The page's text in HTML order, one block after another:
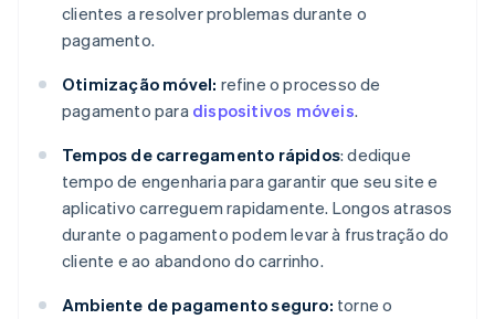
clientes a resolver problemas durante o
pagamento.
Otimização móvel: refine o processo de
pagamento para dispositivos móveis.
Tempos de carregamento rápidos: dedique
tempo de engenharia para garantir que seu site e
aplicativo carreguem rapidamente. Longos atrasos
durante o pagamento podem levar à frustração do
cliente e ao abandono do carrinho.
Ambiente de pagamento seguro: torne o